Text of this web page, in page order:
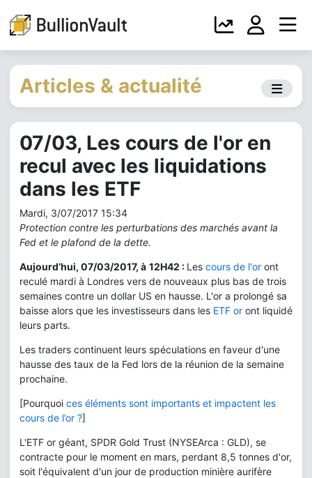
Articles & actualité
07/03, Les cours de l'or en
recul avec les liquidations
dans les ETF
Mardi, 3/07/2017 15:34
Protection contre les perturbations des marchés avant la
Fed et le plafond de la dette.
Aujourd’hui, 07/03/2017, à 12H42 : Les cours de l'or ont
reculé mardi à Londres vers de nouveaux plus bas de trois
semaines contre un dollar US en hausse. L'or a prolongé sa
baisse alors que les investisseurs dans les ETF or ont liquidé
leurs parts.
Les traders continuent leurs spéculations en faveur d'une
hausse des taux de la Fed lors de la réunion de la semaine
prochaine.
[Pourquoi ces éléments sont importants et impactent les
cours de l’or ?]
L'ETF or géant, SPDR Gold Trust (NYSEArca : GLD), se
contracte pour le moment en mars, perdant 8,5 tonnes d'or,
soit l'équivalent d'un jour de production minière aurifère